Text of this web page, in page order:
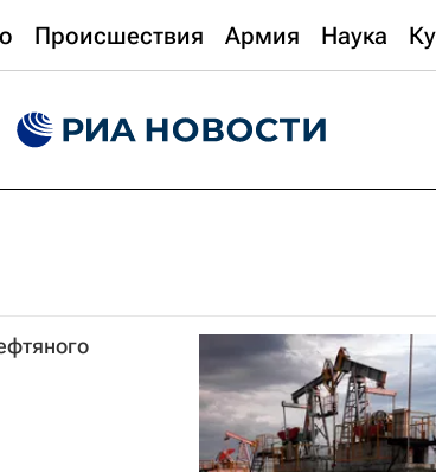
Происшествия Армия Наука